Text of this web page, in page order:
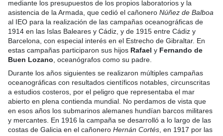
mediante los presupuestos de los propios laboratorios y la
asistencia de la Armada, que cedió el cañonero Núñez de Balboa
al IEO para la realización de las campañas oceanográficas de
1914 en las Islas Baleares y Cádiz, y de 1915 entre Cádiz y
Barcelona, con especial interés en el Estrecho de Gibraltar. En
estas campañas participaron sus hijos Rafael y Fernando de
Buen Lozano, oceanógrafos como su padre.
Durante los años siguientes se realizaron múltiples campañas
oceanográficas con resultados científicos notables, circunscritas
a estudios costeros, por el peligro que representaba el mar
abierto en plena contienda mundial. No perdamos de vista que
en esos años los submarinos alemanes hundían barcos militares
y mercantes. En 1916 la campaña se desarrolló a lo largo de las
costas de Galicia en el cañonero Hernán Cortés, en 1917 por las